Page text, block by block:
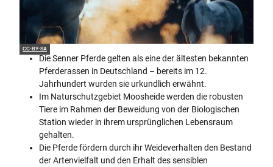
CC-BY-SA
Die Senner Pferde gelten als eine der ältesten bekannten
Pferderassen in Deutschland – bereits im 12.
Jahrhundert wurden sie urkundlich erwähnt.
Im Naturschutzgebiet Moosheide werden die robusten
Tiere im Rahmen der Beweidung von der Biologischen
Station wieder in ihrem ursprünglichen Lebensraum
gehalten.
Die Pferde fördern durch ihr Weideverhalten den Bestand
der Artenvielfalt und den Erhalt des sensiblen